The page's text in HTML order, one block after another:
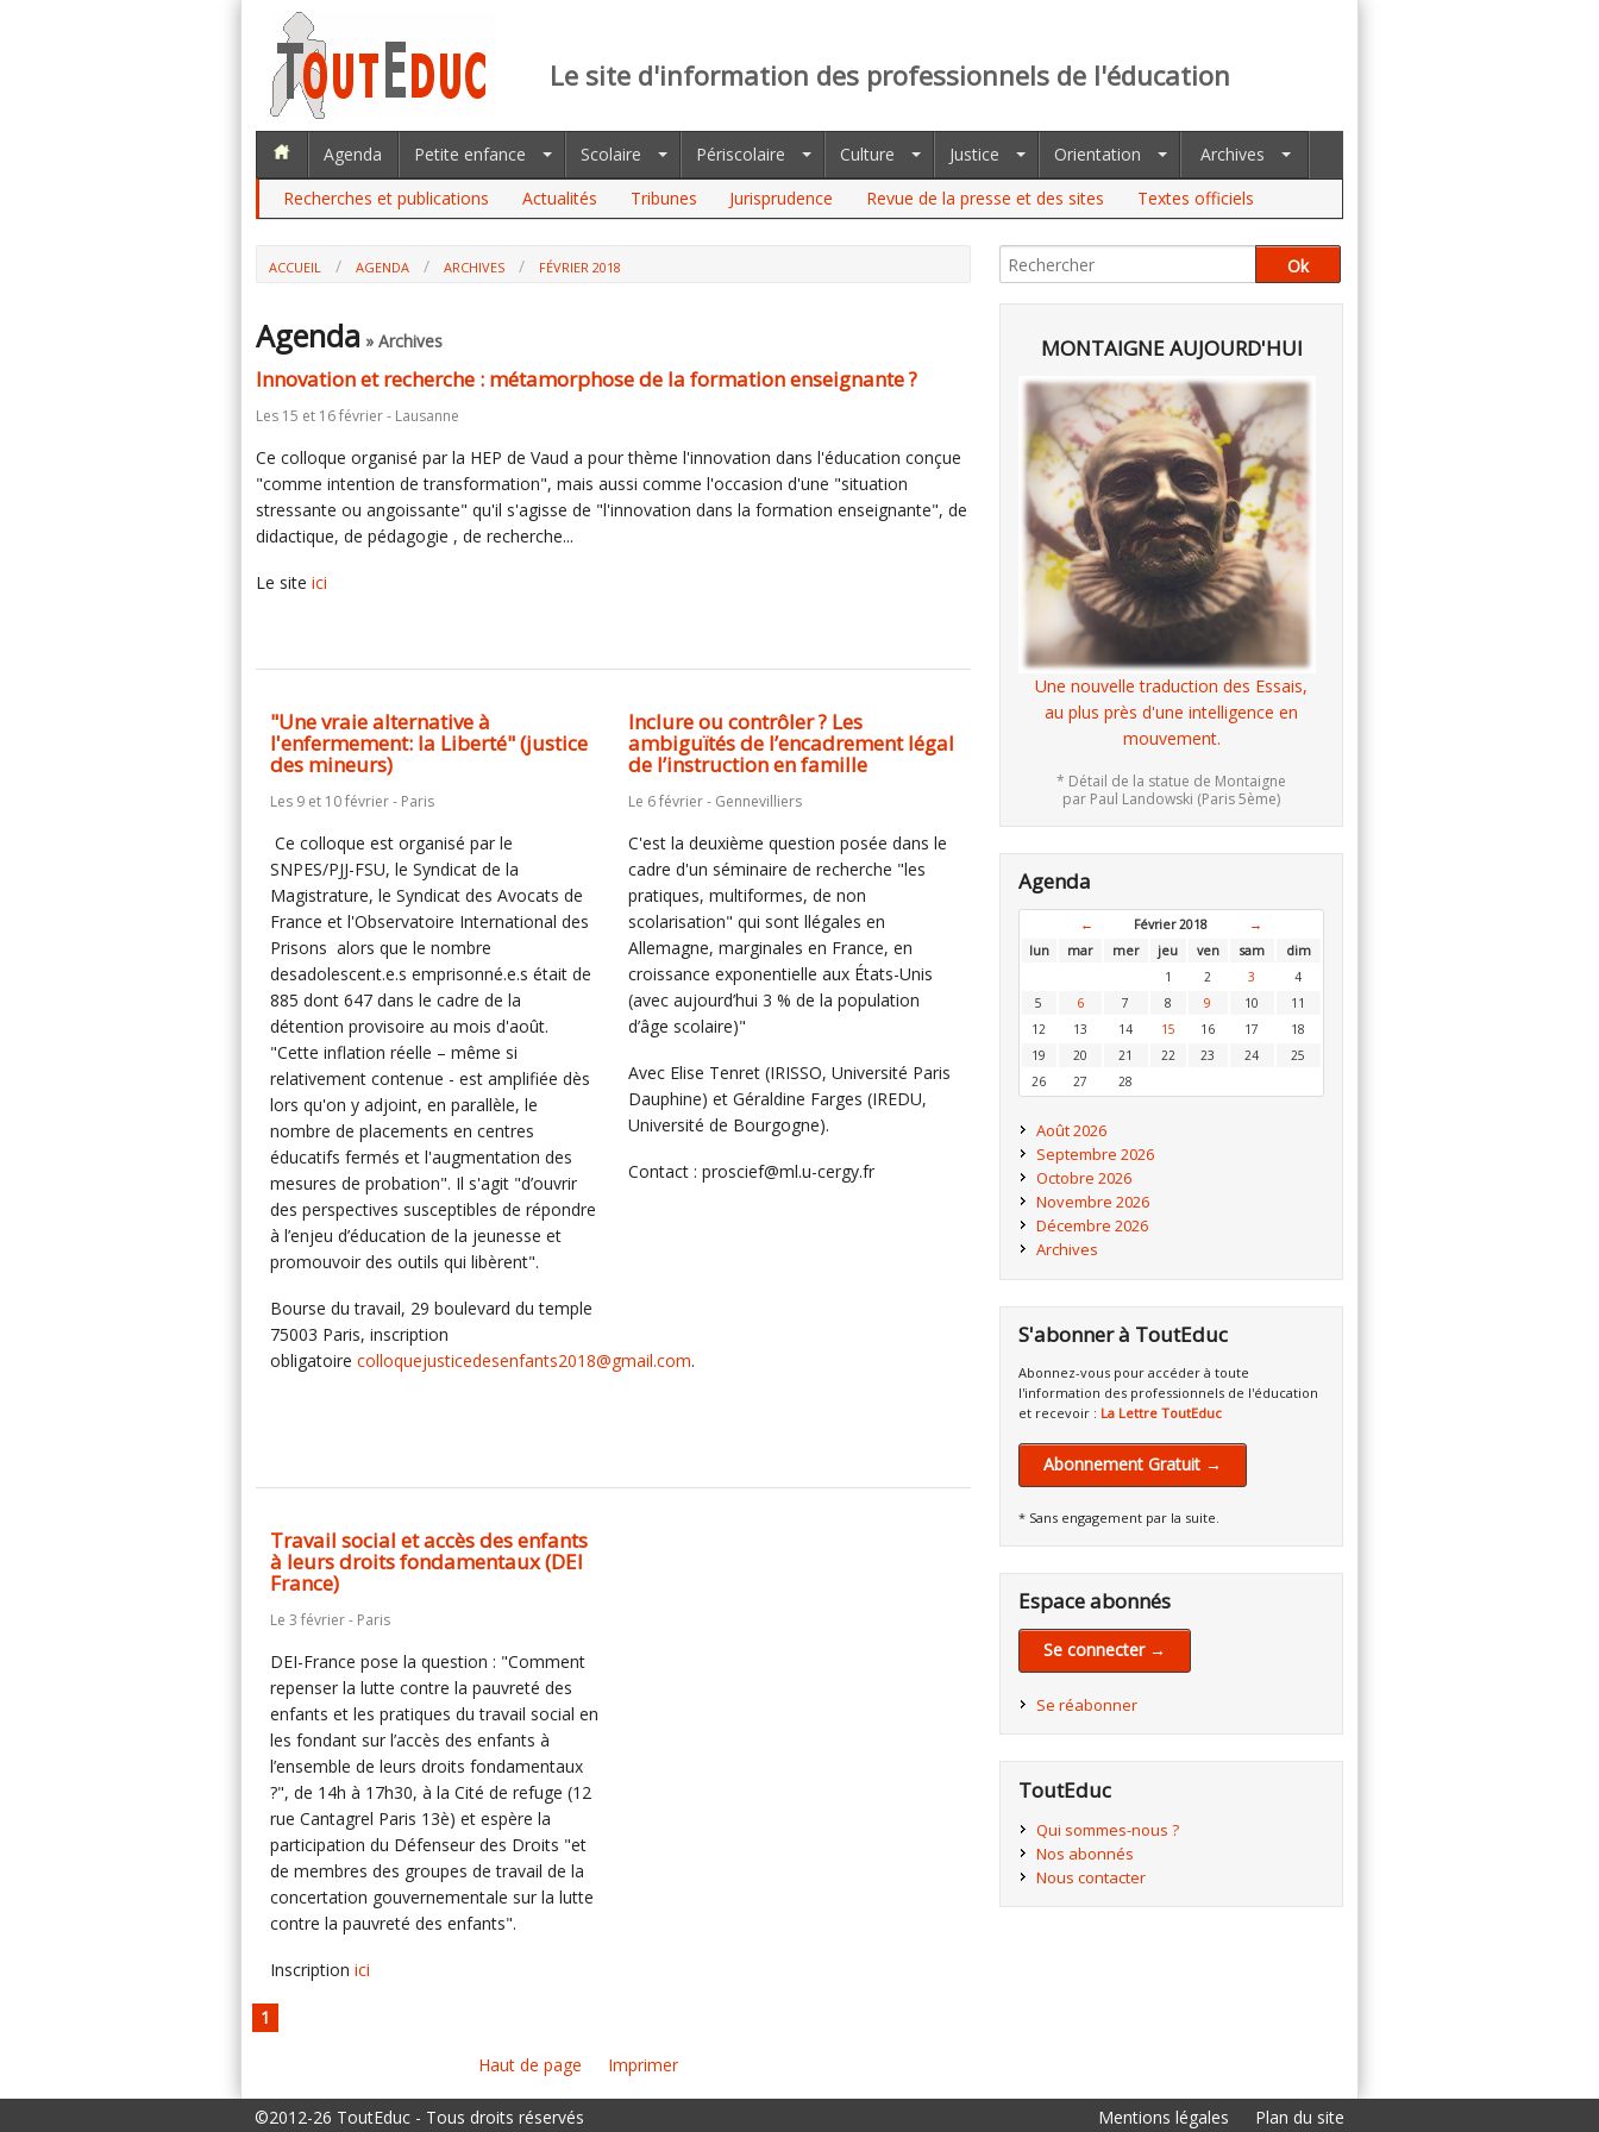
Le site d'information des professionnels de l'éducation
Agenda Petite enfance Scolaire Périscolaire Culture Justice Orientation
Archives
Recherches et publications
Actualités Tribunes Jurisprudence Revue de la presse et des sites Textes officiels
ACCUEIL AGENDA ARCHIVES FÉVRIER 2018
Agenda » Archives
Innovation et recherche : métamorphose de la formation enseignante ?
Les 15 et 16 février - Lausanne
Ce colloque organisé par la HEP de Vaud a pour thème l'innovation dans l'éducation conçue
"comme intention de transformation", mais aussi comme l'occasion d'une "situation
stressante ou angoissante" qu'il s'agisse de "l'innovation dans la formation enseignante", de
didactique, de pédagogie , de recherche...
Le site ici
"Une vraie alternative à
l'enfermement: la Liberté" (justice
des mineurs)
Les 9 et 10 février - Paris
Ce colloque est organisé par le
SNPES/PJJ-FSU, le Syndicat de la
Magistrature, le Syndicat des Avocats de
France et l'Observatoire International des
Prisons alors que le nombre
desadolescent.e.s emprisonné.e.s était de
885 dont 647 dans le cadre de la
détention provisoire au mois d'août.
"Cette inflation réelle – même si
relativement contenue - est amplifiée dès
lors qu'on y adjoint, en parallèle, le
nombre de placements en centres
éducatifs fermés et l'augmentation des
mesures de probation". Il s'agit "d’ouvrir
des perspectives susceptibles de répondre
à l’enjeu d’éducation de la jeunesse et
promouvoir des outils qui libèrent".
Bourse du travail, 29 boulevard du temple
75003 Paris, inscription
obligatoire colloquejusticedesenfants2018@gmail.com.
Inclure ou contrôler ? Les
ambiguïtés de l’encadrement légal
de l’instruction en famille
Le 6 février - Gennevilliers
C'est la deuxième question posée dans le
cadre d'un séminaire de recherche "les
pratiques, multiformes, de non
scolarisation" qui sont llégales en
Allemagne, marginales en France, en
croissance exponentielle aux États-Unis
(avec aujourd’hui 3 % de la population
d’âge scolaire)"
Avec Elise Tenret (IRISSO, Université Paris
Dauphine) et Géraldine Farges (IREDU,
Université de Bourgogne).
Contact : proscief@ml.u-cergy.fr
Travail social et accès des enfants
à leurs droits fondamentaux (DEI
France)
Le 3 février - Paris
DEI-France pose la question : "Comment
repenser la lutte contre la pauvreté des
enfants et les pratiques du travail social en
les fondant sur l’accès des enfants à
l’ensemble de leurs droits fondamentaux
?", de 14h à 17h30, à la Cité de refuge (12
rue Cantagrel Paris 13è) et espère la
participation du Défenseur des Droits "et
de membres des groupes de travail de la
concertation gouvernementale sur la lutte
contre la pauvreté des enfants".
Inscription ici
1
Haut de page Imprimer
MONTAIGNE AUJOURD'HUI
Une nouvelle traduction des Essais,
au plus près d'une intelligence en
mouvement.
* Détail de la statue de Montaigne
par Paul Landowski (Paris 5ème)
Agenda
← Février 2018
→
lun
mar mer jeu ven sam
dim
1
2 3
4
5
6 7 8 9 10
11
12
13 14 15 16 17
18
19
20 21 22 23 24
25
26
27 28
Août 2026
Septembre 2026
Octobre 2026
Novembre 2026
Décembre 2026
Archives
S'abonner à ToutEduc
Abonnez-vous pour accéder à toute
l'information des professionnels de l'éducation
et recevoir : La Lettre ToutEduc
Abonnement Gratuit →
* Sans engagement par la suite.
Espace abonnés
Se connecter →
Se réabonner
ToutEduc
Qui sommes-nous ?
Nos abonnés
Nous contacter
©2012-26 ToutEduc - Tous droits réservés Mentions légales Plan du site